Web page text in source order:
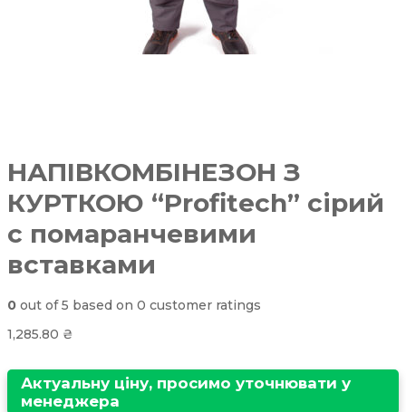
НАПІВКОМБІНЕЗОН З
КУРТКОЮ “Profitech” сірий
с помаранчевими
вставками
0 out of5 based on 0 customer ratings
1,285.80 ₴
Актуальну ціну, просимо уточнювати у
менеджера